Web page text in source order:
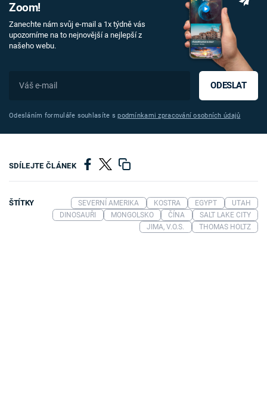
Zoom!
Zanechte nám svůj e-mail a 1x týdně vás
upozorníme na to nejnovější a nejlepší z
našeho webu.
ODESLAT
Odesláním formuláře souhlasíte spodmínkami zpracování osobních údajů
SDÍLEJTE ČLÁNEK
ŠTÍTKY SEVERNÍ AMERIKA KOSTRA EGYPT
UTAH
DINOSAUŘI
MONGOLSKO ČÍNA
SALT LAKE CITY
JIMA, V.O.S.
THOMAS HOLTZ